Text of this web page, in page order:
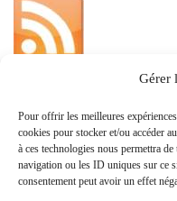
Gérer
Pour offrir les meilleures
cookies pour stocker et/ou accéder
à ces technologies nous permettra
navigation ou les ID uniques sur ce
consentement peut avoir un effet
»
Politique de confidentialité